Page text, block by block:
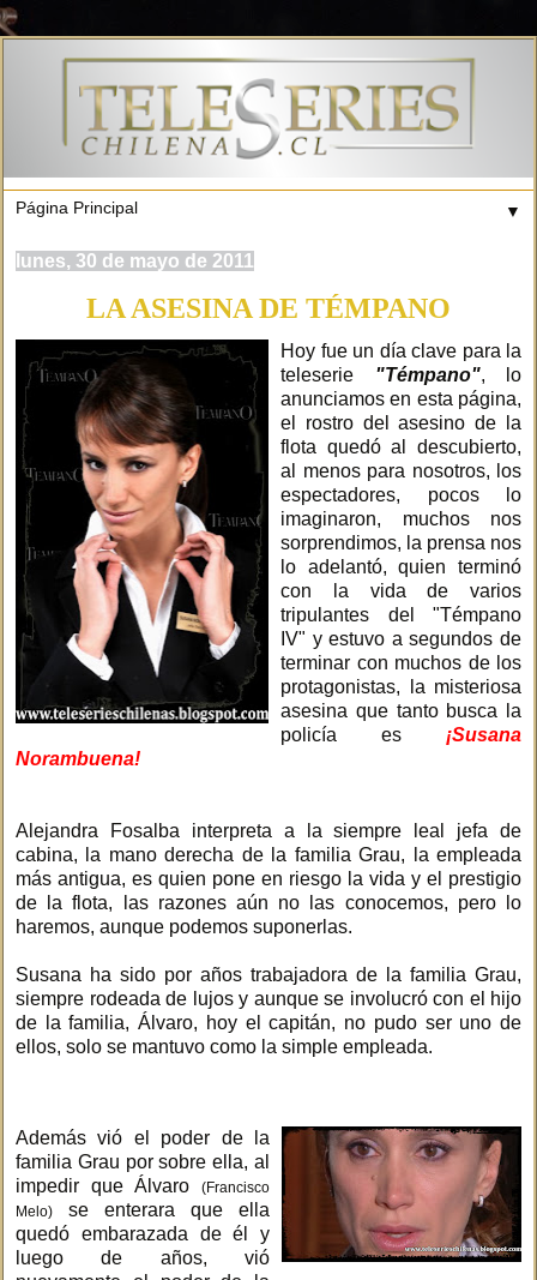
▼
lunes, 30 de mayo de 2011
LA ASESINA DE TÉMPANO
Hoy fue un día clave para la
teleserie "Témpano", lo
anunciamos en esta página,
el rostro del asesino de la
flota quedó al descubierto,
al menos para nosotros, los
espectadores, pocos lo
imaginaron, muchos nos
sorprendimos, la prensa nos
lo adelantó, quien terminó
con la vida de varios
tripulantes del "Témpano
IV" y estuvo a segundos de
terminar con muchos de los
protagonistas, la misteriosa
asesina que tanto busca la
policía es ¡Susana
Norambuena!
Alejandra Fosalba interpreta a la siempre leal jefa de
cabina, la mano derecha de la familia Grau, la empleada
más antigua, es quien pone en riesgo la vida y el prestigio
de la flota, las razones aún no las conocemos, pero lo
haremos, aunque podemos suponerlas.
Susana ha sido por años trabajadora de la familia Grau,
siempre rodeada de lujos y aunque se involucró con el hijo
de la familia, Álvaro, hoy el capitán, no pudo ser uno de
ellos, solo se mantuvo como la simple empleada.
Además vió el poder de la
familia Grau por sobre ella, al
impedir que Álvaro
(Francisco
Melo)
se enterara que ella
quedó embarazada de él y
luego de años, vió